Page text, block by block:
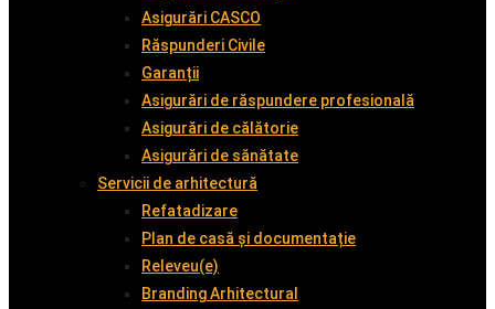
Asigurări CASCO
Răspunderi Civile
Garanții
Asigurări de răspundere profesională
Asigurări de călătorie
Asigurări de sănătate
Servicii de arhitectură
Refatadizare
Plan de casă și documentație
Releveu(e)
Branding Arhitectural